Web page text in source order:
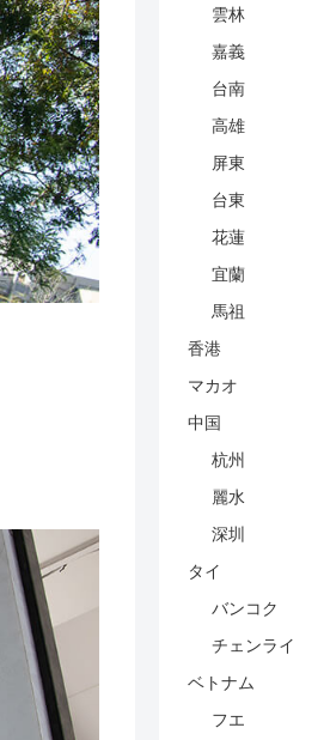
雲林
嘉義
台南
高雄
屏東
台東
花蓮
宜蘭
馬祖
香港
マカオ
中国
杭州
麗水
深圳
タイ
バンコク
チェンライ
ベトナム
フエ